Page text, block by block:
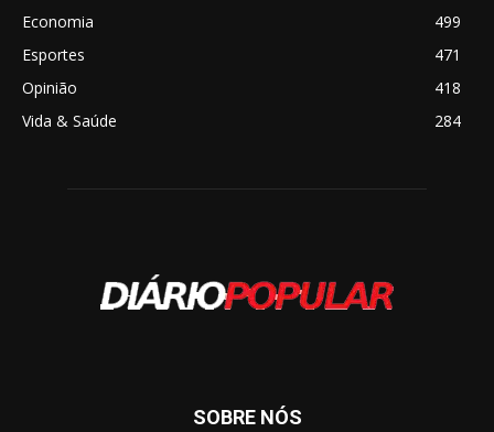
Economia
499
Esportes
471
Opinião
418
Vida & Saúde
284
SOBRE NÓS